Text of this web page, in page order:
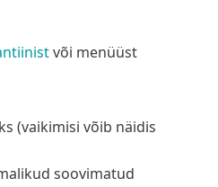
või menüüst
(vaikimisi võib näidis
soovimatud